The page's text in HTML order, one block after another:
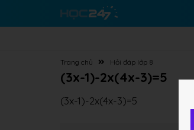
Trang chủ Hỏi đáp lớp 8
(3x-1)-2x(4x-3)=5
(3x-1)-2x(4x-3)=5